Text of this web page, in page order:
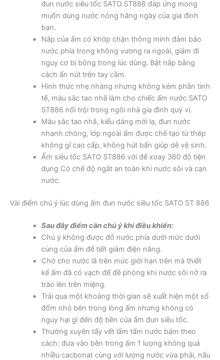
đun nước siêu tốc SATO ST886 đáp ứng mong
muốn dùng nước nóng hằng ngày của gia đình
bạn.
Nắp của ấm có khớp chặn thông minh đảm bảo
nước phía trong không vương ra ngoài, giảm đi
nguy cơ bị bỏng trong lúc dùng. Bật nắp bằng
cách ấn nút trên tay cầm.
Hình thức nhẹ nhàng nhưng không kém phần tinh
tế, màu sắc tao nhã làm cho chiếc ấm nước SATO
ST886 nổi trội trong ngôi nhà gia đình quý vị.
Màu sắc tao nhã, kiểu dáng mới lạ, đun nước
nhanh chóng, lớp ngoài ấm được chế tạo từ thép
không gỉ cao cấp, không hút bẩn giúp dễ vệ sinh.
Ấm siêu tốc SATO ST886 với đế xoay 360 độ tiện
dụng Có chế độ ngắt an toàn khi nước sôi và cạn
nước.
Vài điểm chú ý lúc dùng ấm đun nước siêu tốc SATO ST 886
Sau đây điểm cần chú ý khi điều khiển:
Chú ý không được đổ nước phía dưới mức dưới
cùng của ấm để tiết giảm điện năng.
Chớ cho nước lã trên mức giới hạn trên mà thiết
kế ấm đã có vạch để đề phòng khi nước sôi nở ra
trào lên trên miệng.
Trải qua một khoảng thời gian sẽ xuất hiện một số
đốm nhỏ bên trong lòng ấm nhưng không có
nguy hại gì đến độ bền của ấm đun siêu tốc.
Thường xuyên tẩy vết lấm tấm nước bám theo
cách: đưa vào bên trong ấm 1 lượng không quá
nhiều cacbonat cùng với lượng nước vừa phải, nấu